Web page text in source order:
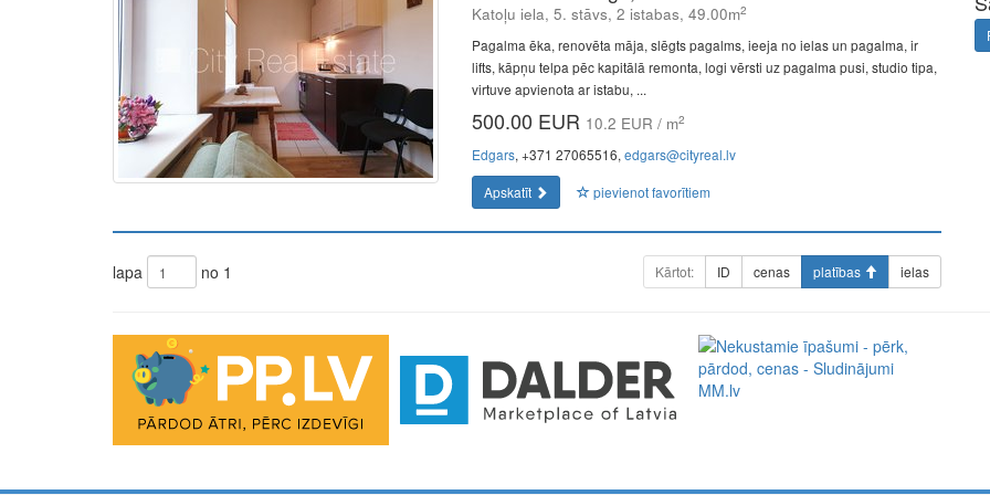
Katoļu iela, 5. stāvs, 2 istabas, 49.00m2
Pagalma ēka, renovēta māja, slēgts pagalms, ieeja no ielas un pagalma, ir
lifts, kāpņu telpa pēc kapitālā remonta, logi vērsti uz pagalma pusi, studio tipa,
virtuve apvienota ar istabu, ...
500.00 EUR 10.2 EUR / m2
Edgars, +371 27065516, edgars@cityreal.lv
Apskatīt
pievienot favorītiem
lapa no 1 Kārtot: ID cenas platības ielas
The exchange industry is rapidly advancing.
is a perfect representative of the new era: minimal fees of only
0.03%, lightning-fast swaps, and cross-chain asset movement. Full functionality in a single app.